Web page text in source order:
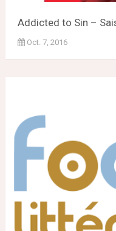
Addicted to Sin –
Oct. 7, 2016